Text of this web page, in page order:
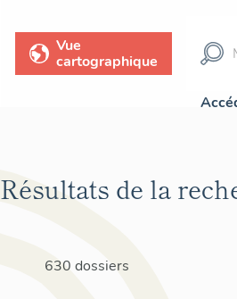
Vue
cartographique
Résultats de la
630 dossiers